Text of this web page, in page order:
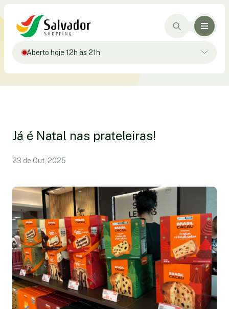
Aberto hoje 12h às 21h
Já é Natal nas prateleiras!
23 de Out, 2025